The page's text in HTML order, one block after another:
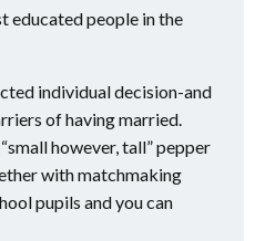
educated people in the
individual decision-and
of having married.
however, tall” pepper
with matchmaking
pupils and you can